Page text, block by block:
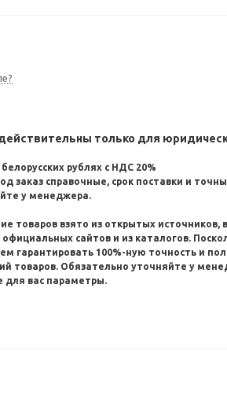
только для
рублях с НДС 20%
заказ справочные, срок поставки и
у менеджера.
товаров взято из открытых источников,
официальных сайтов и из каталогов.
гарантировать 100%-ную точность и
товаров. Обязательно уточняйте у
для вас параметры.